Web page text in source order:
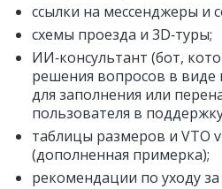
ссылки на мессенджеры и
схемы проезда и 3D‑туры;
ИИ‑консультант (бот,
решения вопросов в виде
для заполнения или
пользователя в
таблицы размеров и VTO
(дополненная примерка);
рекомендации по уходу